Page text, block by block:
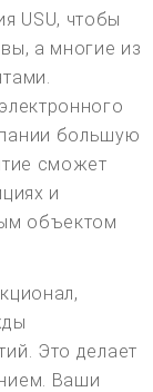
USU, чтобы
а многие из
большую
сможет
и
объектом
Это делает
Ваши